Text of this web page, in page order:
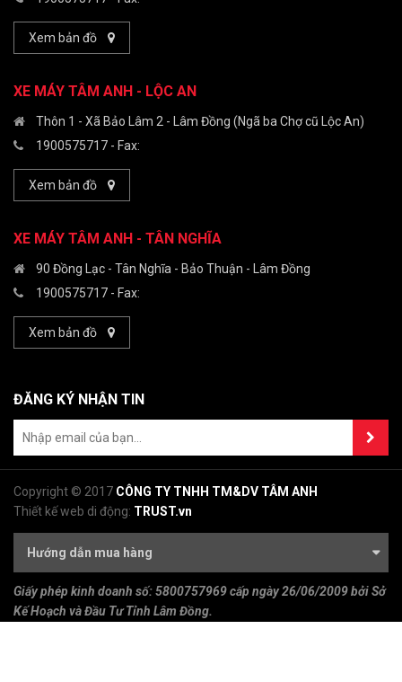
Xem bản đồ
XE MÁY TÂM ANH - LỘC AN
Thôn 1 - Xã Bảo Lâm 2 - Lâm Đồng (Ngã ba Chợ cũ Lộc An)
1900575717 - Fax:
Xem bản đồ
XE MÁY TÂM ANH - TÂN NGHĨA
90 Đồng Lạc - Tân Nghĩa - Bảo Thuận - Lâm Đồng
1900575717 - Fax:
Xem bản đồ
ĐĂNG KÝ NHẬN TIN
Copyright © 2017 CÔNG TY TNHH TM&DV TÂM ANH
Thiết kế web di động: TRUST.vn
Hướng dẫn mua hàng
Giấy phép kinh doanh số:5800757969 cấp ngày 26/06/2009 bởi Sở
Kế Hoạch và Đầu Tư Tỉnh Lâm Đồng.